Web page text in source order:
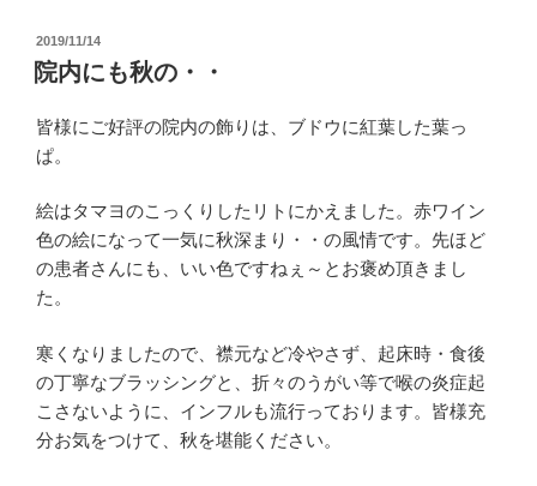
投
稿
日:
2019/11/14
院内にも秋の・・
皆様にご好評の院内の飾りは、ブドウに紅葉した葉っ
ぱ。
絵はタマヨのこっくりしたリトにかえました。赤ワイン
色の絵になって一気に秋深まり・・の風情です。先ほど
の患者さんにも、いい色ですねぇ～とお褒め頂きまし
た。
寒くなりましたので、襟元など冷やさず、起床時・食後
の丁寧なブラッシングと、折々のうがい等で喉の炎症起
こさないように、インフルも流行っております。皆様充
分お気をつけて、秋を堪能ください。